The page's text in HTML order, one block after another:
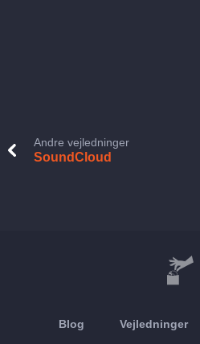
Andre vejledninger
SoundCloud
Blog Vejledninger